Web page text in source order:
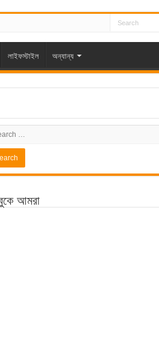
লাইফস্টাইল অন্যান্য
আমরা